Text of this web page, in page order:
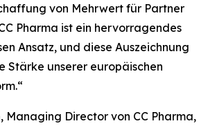
von Mehrwert für Partner
Pharma ist ein hervorragendes
Ansatz, und diese Auszeichnung
Stärke unserer europäischen
Managing Director von CC Pharma,